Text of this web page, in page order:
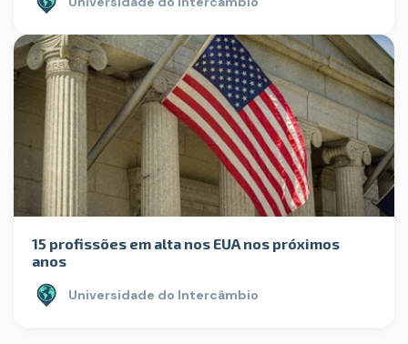
15 profissões em alta nos EUA nos próximos
anos
Universidade do Intercâmbio